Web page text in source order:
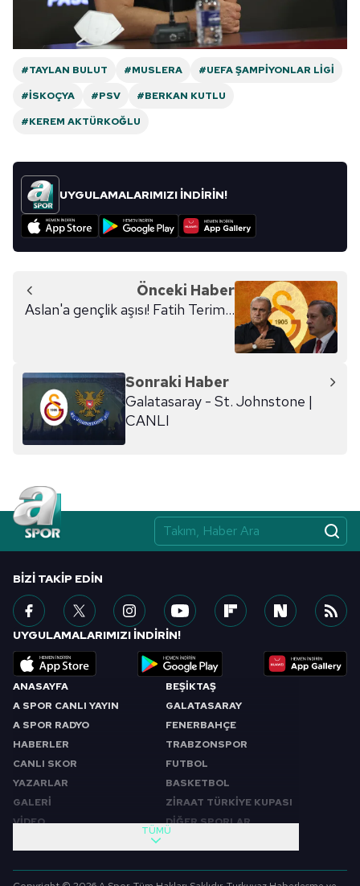
#TAYLAN BULUT #MUSLERA
#UEFA ŞAMPIYONLAR LIGI
#İSKOÇYA
#PSV
#BERKAN KUTLU
#KEREM AKTÜRKOĞLU
UYGULAMALARIMIZI İNDİRİN!
Önceki Haber
Aslan'a gençlik aşısı! Fatih Terim...
Sonraki Haber
Galatasaray - St. Johnstone |
CANLI
ANASAYFA
A SPOR CANLI YAYIN
A SPOR RADYO
HABERLER
CANLI SKOR
YAZARLAR
GALERİ
VİDEO
BEŞİKTAŞ
GALATASARAY
FENERBAHÇE
TRABZONSPOR
FUTBOL
BASKETBOL
ZİRAAT TÜRKİYE KUPASI
DİĞER SPORLAR
SABAH SPORU
FUTBOL
TÜMÜ
BIZI TAKIP EDIN
UYGULAMALARIMIZI İNDİRİN!